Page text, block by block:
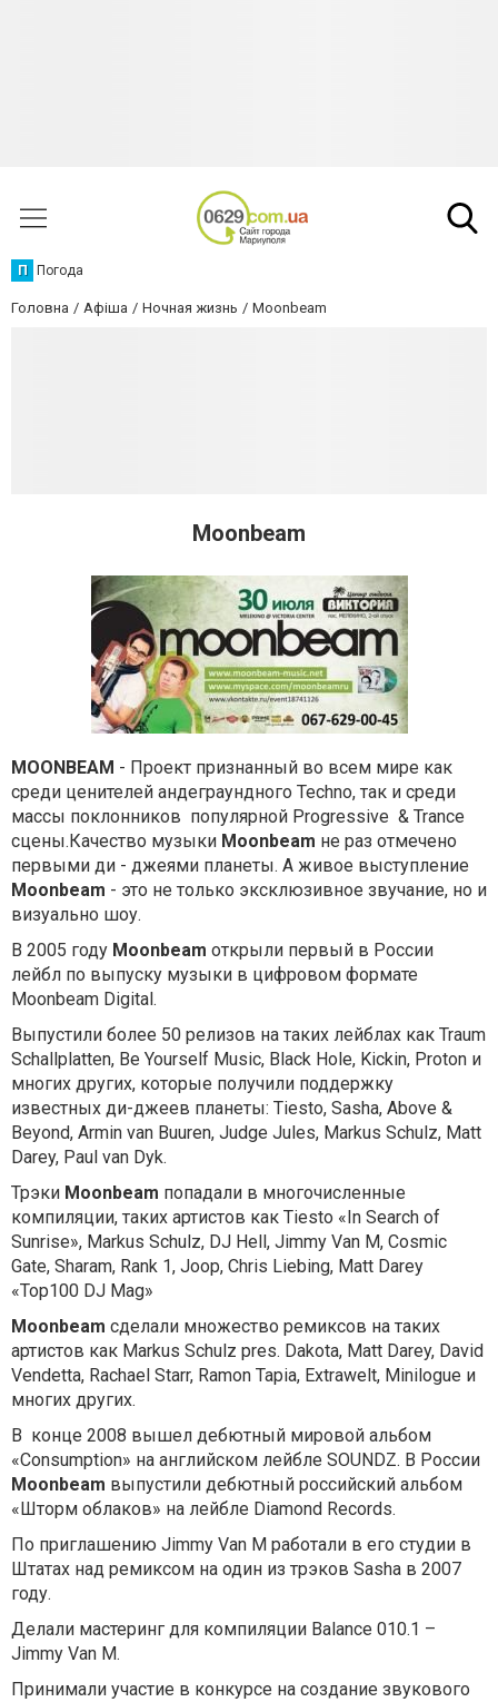
П Погода
Головна Афіша Ночная жизнь Moonbeam
Moonbeam
MOONBEAM - Проект признанный во всем мире как
среди ценителей андеграундного Techno, так и среди
массы поклонников популярной Progressive & Trance
сцены.Качество музыки Moonbeam не раз отмечено
первыми ди - джеями планеты. А живое выступление
Moonbeam - это не только эксклюзивное звучание, но и
визуально шоу.
В 2005 году Moonbeam открыли первый в России
лейбл по выпуску музыки в цифровом формате
Moonbeam Digital.
Выпустили более 50 релизов на таких лейблах как Traum
Schallplatten, Be Yourself Music, Black Hole, Kickin, Proton и
многих других, которые получили поддержку
известных ди-джеев планеты: Tiesto, Sasha, Above &
Beyond, Armin van Buuren, Judge Jules, Markus Schulz, Matt
Darey, Paul van Dyk.
Трэки Moonbeam попадали в многочисленные
компиляции, таких артистов как Tiesto «In Search of
Sunrise», Markus Schulz, DJ Hell, Jimmy Van M, Cosmic
Gate, Sharam, Rank 1, Joop, Chris Liebing, Matt Darey
«Top100 DJ Mag»
Moonbeam сделали множество ремиксов на таких
артистов как Markus Schulz pres. Dakota, Matt Darey, David
Vendetta, Rachael Starr, Ramon Tapia, Extrawelt, Minilogue и
многих других.
В конце 2008 вышел дебютный мировой альбом
«Consumption» на английском лейбле SOUNDZ. В России
Moonbeam выпустили дебютный российский альбом
«Шторм облаков» на лейбле Diamond Records.
По приглашению Jimmy Van M работали в его студии в
Штатах над ремиксом на один из трэков Sasha в 2007
году.
Делали мастеринг для компиляции Balance 010.1 –
Jimmy Van M.
Принимали участие в конкурсе на создание звукового